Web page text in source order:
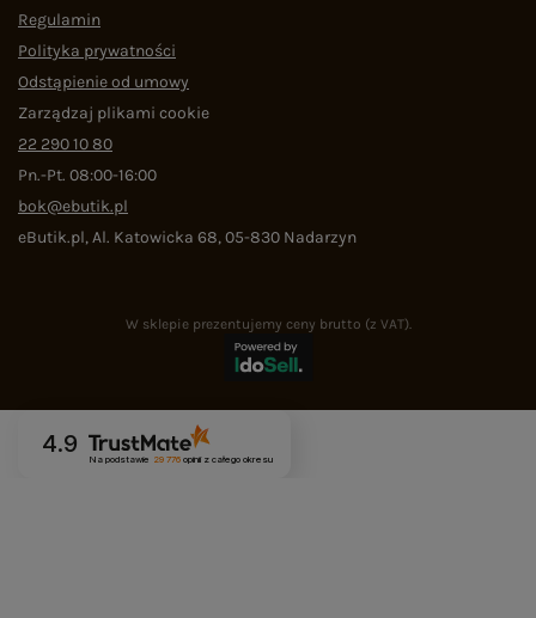
Regulamin
Polityka prywatności
Odstąpienie od umowy
Zarządzaj plikami cookie
22 290 10 80
Pn.-Pt. 08:00-16:00
bok@ebutik.pl
eButik.pl,Al. Katowicka 68,05-830 Nadarzyn
W sklepie prezentujemy ceny brutto (z VAT).
4.9
Na podstawie 29 776opinii z całego okresu